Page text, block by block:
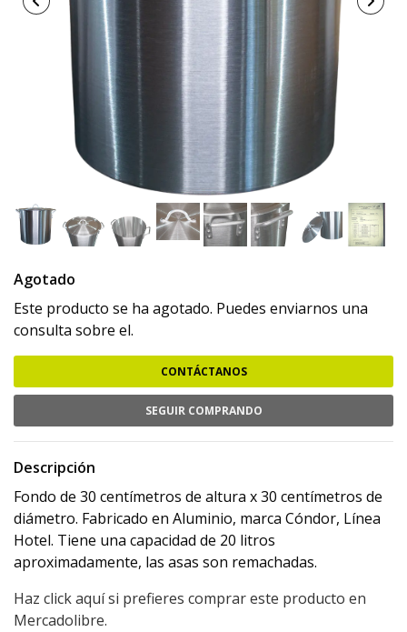
Agotado
Este producto se ha agotado. Puedes enviarnos una
consulta sobre el.
CONTÁCTANOS
SEGUIR COMPRANDO
Descripción
Fondo de 30 centímetros de altura x 30 centímetros de
diámetro. Fabricado en Aluminio, marca Cóndor, Línea
Hotel. Tiene una capacidad de 20 litros
aproximadamente, las asas son remachadas.
Haz click aquí si prefieres comprar este producto en
Mercadolibre.